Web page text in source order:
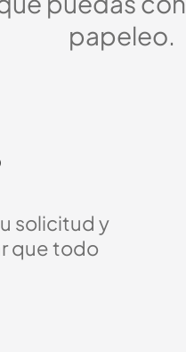
papeleo.
solicitud y
que todo